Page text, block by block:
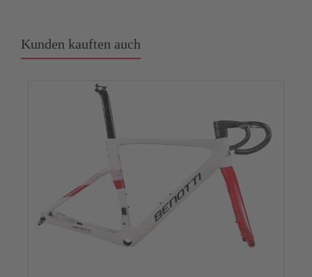
Kunden kauften auch